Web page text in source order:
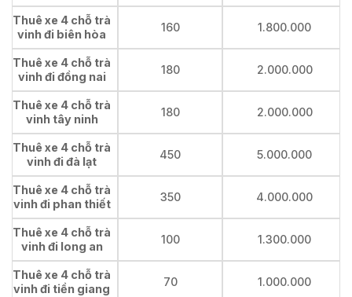
Thuê xe 4 chỗ trà
vinh đi biên hòa
160 1.800.000
Thuê xe 4 chỗ trà
vinh đi đồng nai
180 2.000.000
Thuê xe 4 chỗ trà
vinh tây ninh
180 2.000.000
Thuê xe 4 chỗ trà
vinh đi đà lạt
450 5.000.000
Thuê xe 4 chỗ trà
vinh đi phan thiết
350 4.000.000
Thuê xe 4 chỗ trà
vinh đi long an
100 1.300.000
Thuê xe 4 chỗ trà
vinh đi tiền giang
70 1.000.000